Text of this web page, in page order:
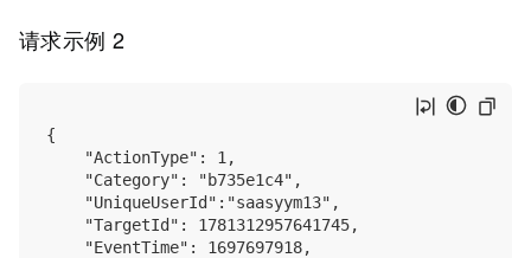
请求示例 2
{
    "ActionType": 1,
    "Category": "b735e1c4",
    "UniqueUserId":"saasyym13",
    "TargetId": 1781312957641745,
    "EventTime": 1697697918,